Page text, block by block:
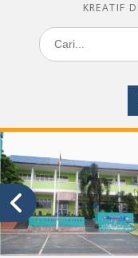
KREATIF
Search
for: